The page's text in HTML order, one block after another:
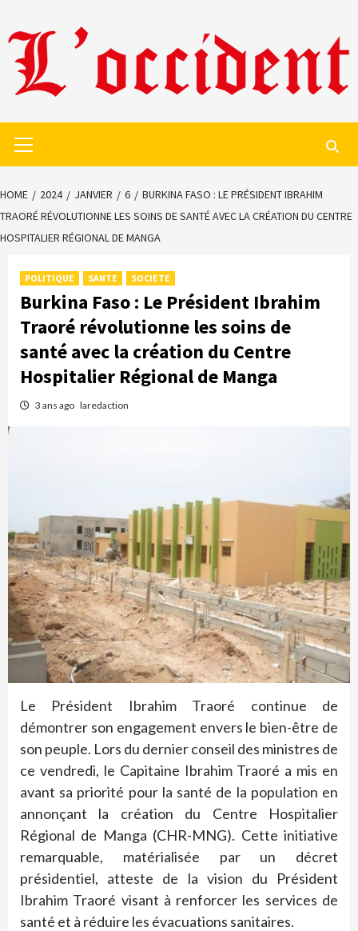
to
content
Menu
HOME 2024 JANVIER 6
BURKINA FASO : LE PRÉSIDENT IBRAHIM
TRAORÉ RÉVOLUTIONNE LES SOINS DE SANTÉ AVEC LA CRÉATION DU CENTRE
HOSPITALIER RÉGIONAL DE MANGA
POLITIQUE SANTE SOCIETE
Burkina Faso : Le Président Ibrahim
Traoré révolutionne les soins de
santé avec la création du Centre
Hospitalier Régional de Manga
3 ans ago laredaction
Le Président Ibrahim Traoré continue de
démontrer son engagement envers le bien-être de
son peuple. Lors du dernier conseil des ministres de
ce vendredi, le Capitaine Ibrahim Traoré a mis en
avant sa priorité pour la santé de la population en
annonçant la création du Centre Hospitalier
Régional de Manga (CHR-MNG). Cette initiative
remarquable, matérialisée par un décret
présidentiel, atteste de la vision du Président
Ibrahim Traoré visant à renforcer les services de
santé et à réduire les évacuations sanitaires.